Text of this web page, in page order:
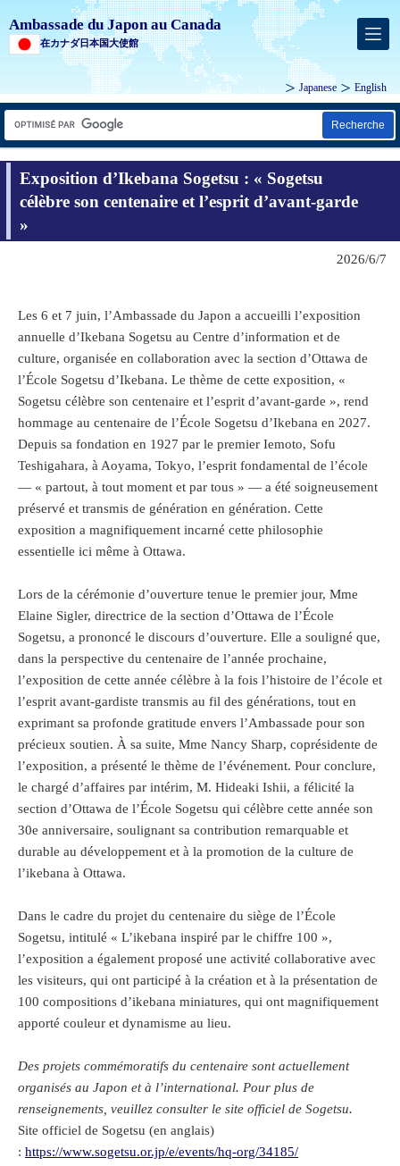
Ambassade du Japon au Canada
在カナダ日本国大使館
Japanese English
Recherche
Exposition d’Ikebana Sogetsu : « Sogetsu
célèbre son centenaire et l’esprit d’avant-garde
»
2026/6/7
Les 6 et 7 juin, l’Ambassade du Japon a accueilli l’exposition
annuelle d’Ikebana Sogetsu au Centre d’information et de
culture, organisée en collaboration avec la section d’Ottawa de
l’École Sogetsu d’Ikebana. Le thème de cette exposition, «
Sogetsu célèbre son centenaire et l’esprit d’avant-garde », rend
hommage au centenaire de l’École Sogetsu d’Ikebana en 2027.
Depuis sa fondation en 1927 par le premier Iemoto, Sofu
Teshigahara, à Aoyama, Tokyo, l’esprit fondamental de l’école
— « partout, à tout moment et par tous » — a été soigneusement
préservé et transmis de génération en génération. Cette
exposition a magnifiquement incarné cette philosophie
essentielle ici même à Ottawa.
Lors de la cérémonie d’ouverture tenue le premier jour, Mme
Elaine Sigler, directrice de la section d’Ottawa de l’École
Sogetsu, a prononcé le discours d’ouverture. Elle a souligné que,
dans la perspective du centenaire de l’année prochaine,
l’exposition de cette année célèbre à la fois l’histoire de l’école et
l’esprit avant-gardiste transmis au fil des générations, tout en
exprimant sa profonde gratitude envers l’Ambassade pour son
précieux soutien. À sa suite, Mme Nancy Sharp, coprésidente de
l’exposition, a présenté le thème de l’événement. Pour conclure,
le chargé d’affaires par intérim, M. Hideaki Ishii, a félicité la
section d’Ottawa de l’École Sogetsu qui célèbre cette année son
30e anniversaire, soulignant sa contribution remarquable et
durable au développement et à la promotion de la culture de
l’ikebana à Ottawa.
Dans le cadre du projet du centenaire du siège de l’École
Sogetsu, intitulé « L’ikebana inspiré par le chiffre 100 »,
l’exposition a également proposé une activité collaborative avec
les visiteurs, qui ont participé à la création et à la présentation de
100 compositions d’ikebana miniatures, qui ont magnifiquement
apporté couleur et dynamisme au lieu.
Des projets commémoratifs du centenaire sont actuellement
organisés au Japon et à l’international. Pour plus de
renseignements, veuillez consulter le site officiel de Sogetsu.
Site officiel de Sogetsu (en anglais)
: https://www.sogetsu.or.jp/e/events/hq-org/34185/